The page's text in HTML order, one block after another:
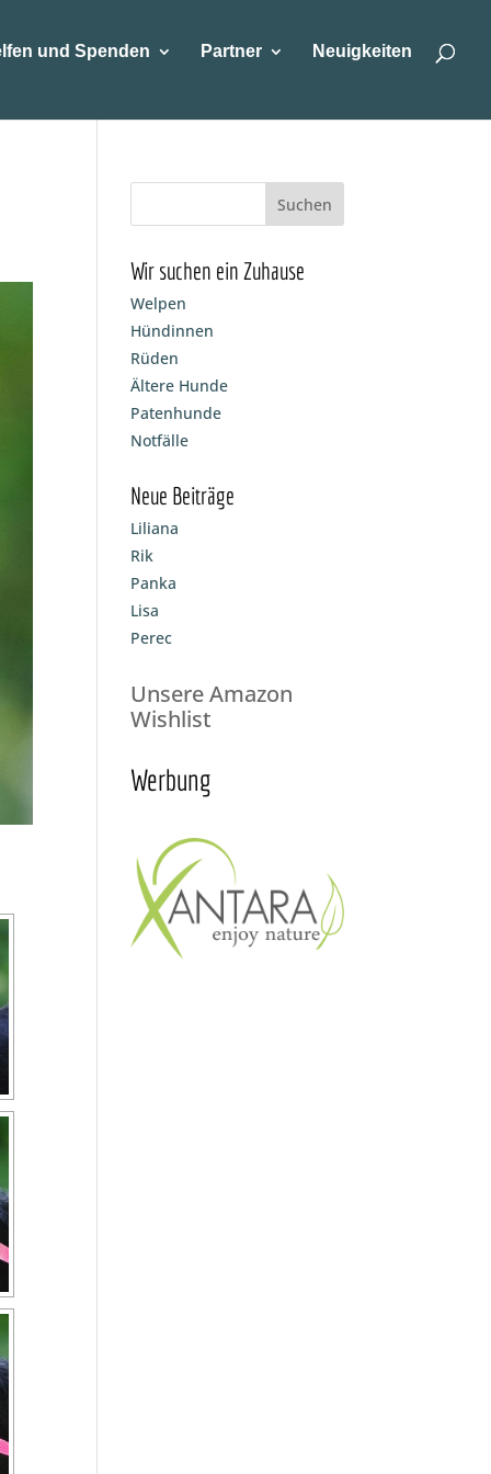
und Spenden Partner Neuigkeiten
Wir suchen ein Zuhause
Welpen
Hündinnen
Rüden
Ältere Hunde
Patenhunde
Notfälle
Neue Beiträge
Liliana
Rik
Panka
Lisa
Perec
Unsere Amazon
Wishlist
Werbung